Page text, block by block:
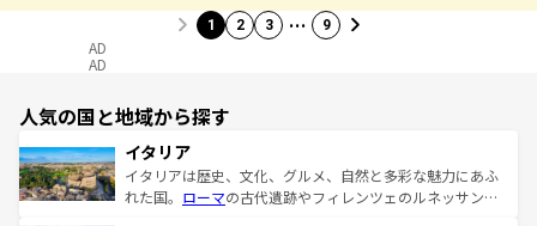
1 2 3 … 9
AD
AD
人気の国と地域から探す
イタリア
イタリアは歴史、文化、グルメ、自然と多彩な魅力にあふ
れた国。 ローマの古代遺跡やフィレンツェのルネッサンス